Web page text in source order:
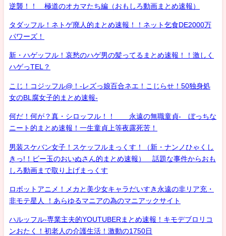
逆襲！！ 極道のオカマたち編（おもしろ動画まとめ速報）
タダッフル！ネトゲ廃人的まとめ速報！！ネット乞食DE2000万
パワーズ！
新・ハゲッフル！哀愁のハゲ男の髪ってるまとめ速報！！激しく
ハゲっTEL？
こじ！コジッフル@！-レズっ娘百合ネエ！こじらせ！50独身処
女のBL腐女子的まとめ速報-
何だ！何が？真・シロッフル！！ 永遠の無職童貞- ぼっちな
ニート的まとめ速報！一生童貞上等夜露死苦！
男装スケバン女子！スケッフルまっくす！（新・ナンノひゃくし
きっ!！ビー玉のおいぬさん的まとめ速報） 話題な事件からおも
しろ動画まで取り上げまっくす
ロボットアニメ！メカと美少女キャラだいすき永遠の非リア充・
非モテ星人 ！あらゆるマニアの為のマニアックサイト
ハルッフル-専業主夫的YOUTUBERまとめ速報！キモデブロリコ
ンおたく！初老人の介護生活！激動の1750日